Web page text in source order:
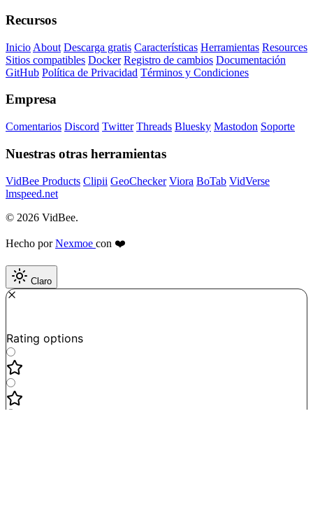
Recursos
Inicio About Descarga gratis Características Herramientas Resources
Sitios compatibles Docker Registro de cambios Documentación
GitHub Política de Privacidad Términos y Condiciones
Empresa
Comentarios Discord Twitter Threads Bluesky Mastodon Soporte
Nuestras otras herramientas
VidBee Products Clipii GeoChecker Viora BoTab VidVerse
lmspeed.net
© 2026 VidBee.
Hecho porNexmoe con ❤️
Claro
Rating options